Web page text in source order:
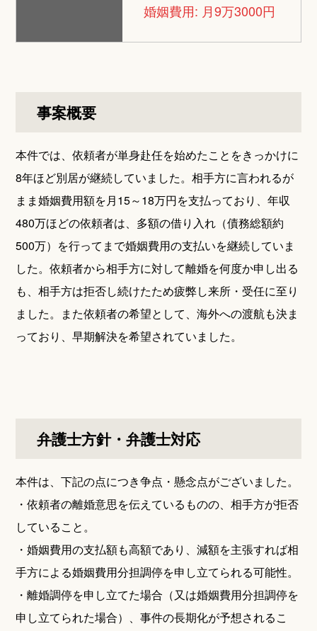
婚姻費用: 月9万3000円
事案概要
本件では、依頼者が単身赴任を始めたことをきっかけに
8年ほど別居が継続していました。相手方に言われるが
まま婚姻費用額を月15～18万円を支払っており、年収
480万ほどの依頼者は、多額の借り入れ（債務総額約
500万）を行ってまで婚姻費用の支払いを継続していま
した。依頼者から相手方に対して離婚を何度か申し出る
も、相手方は拒否し続けたため疲弊し来所・受任に至り
ました。また依頼者の希望として、海外への渡航も決ま
っており、早期解決を希望されていました。
弁護士方針・弁護士対応
本件は、下記の点につき争点・懸念点がございました。
・依頼者の離婚意思を伝えているものの、相手方が拒否
していること。
・婚姻費用の支払額も高額であり、減額を主張すれば相
手方による婚姻費用分担調停を申し立てられる可能性。
・離婚調停を申し立てた場合（又は婚姻費用分担調停を
申し立てられた場合）、事件の長期化が予想されるこ